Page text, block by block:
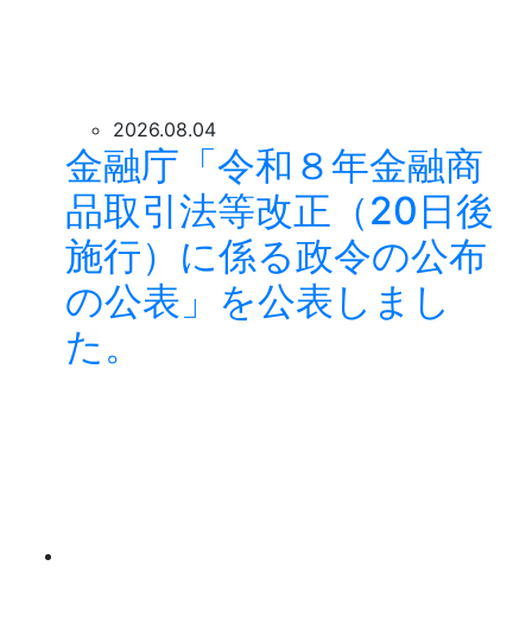
2026.08.04
金融庁「令和８年金融商
品取引法等改正（20日後
施行）に係る政令の公布
の公表」を公表しまし
た。